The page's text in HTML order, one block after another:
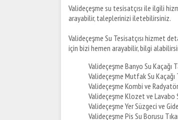
Valideçeşme su tesisatçısı ile ilgili
arayabilir, taleplerinizi iletebilirsiniz.
Valideçeşme Su Tesisatçısı hizmet
için bizi hemen arayabilir, bilgi
Valideçeşme Banyo Su Kaçağı
Valideçeşme Mutfak Su Kaçağı
Valideçeşme Kombi ve
Valideçeşme Klozet ve Lavabo
Valideçeşme Yer Süzgeci ve
Valideçeşme Pis Su Borusu